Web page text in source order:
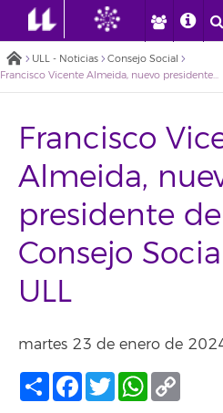
ULL - Noticias
Consejo Social
Francisco Vicente Almeida, nuevo presidente del Consejo Social de la ULL
Francisco
Almeida,
presidente
Consejo
ULL
martes 23 de enero de
Compartir
Facebook
TwitterWhatsApp